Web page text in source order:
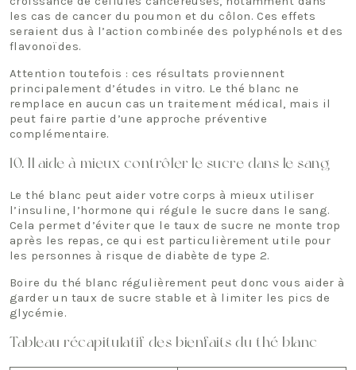
les cas de cancer du poumon et du côlon. Ces effets
seraient dus à l’action combinée des polyphénols et des
flavonoïdes.
Attention toutefois : ces résultats proviennent
principalement d’études in vitro. Le thé blanc ne
remplace en aucun cas un traitement médical, mais il
peut faire partie d’une approche préventive
complémentaire.
10. Il aide à mieux contrôler le sucre dans le sang
Le thé blanc peut aider votre corps à mieux utiliser
l’insuline, l’hormone qui régule le sucre dans le sang.
Cela permet d’éviter que le taux de sucre ne monte trop
après les repas, ce qui est particulièrement utile pour
les personnes à risque de diabète de type 2.
Boire du thé blanc régulièrement peut donc vous aider à
garder un taux de sucre stable et à limiter les pics de
glycémie.
Tableau récapitulatif des bienfaits du thé blanc